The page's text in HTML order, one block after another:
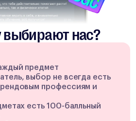
выбирают нас?
предмет
выбор не всегда есть
профессиям и
есть 100-балльный